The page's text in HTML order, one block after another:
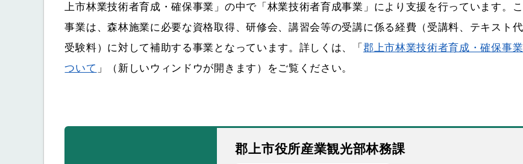
上市林業技術者育成・確保事業」の中で「林業技術者育成事業」により支援を行っています。
事業は、森林施業に必要な資格取得、研修会、講習会等の受講に係る経費（受講料、テキスト代
受験料）に対して補助する事業となっています。詳しくは、「 郡上市林業技術者育成・確保事
ついて 」（新しいウィンドウが開きます）をご覧ください。
郡上市役所産業観光部林務課